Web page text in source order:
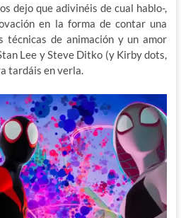
dejo que adivinéis de cual hablo-,
en la forma de contar una
técnicas de animación y un amor
Lee y Steve Ditko (y Kirby dots,
tardáis en verla.